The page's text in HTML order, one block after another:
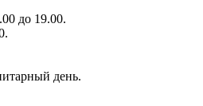
до 19.00.
день.